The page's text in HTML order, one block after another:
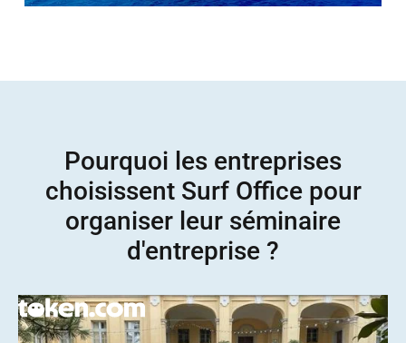
Pourquoi les entreprises
choisissent Surf Office pour
organiser leur séminaire
d'entreprise ?